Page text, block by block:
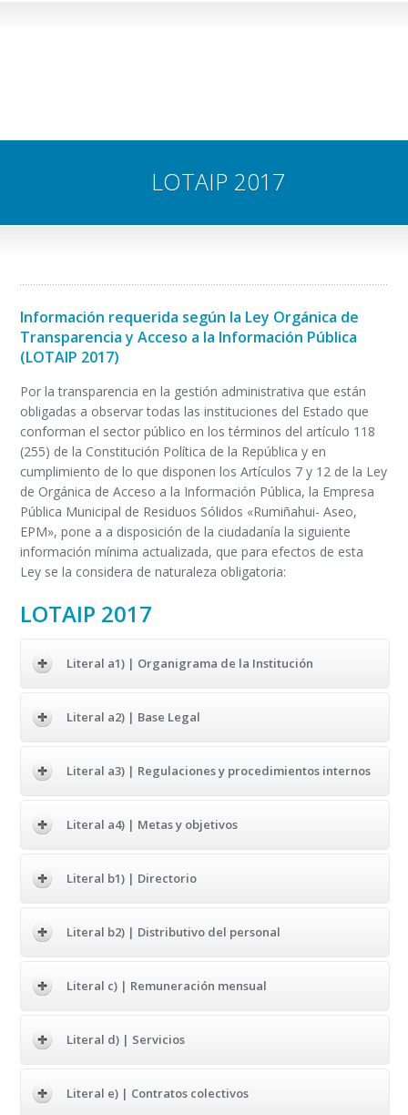
LOTAIP 2017
Información requerida según la Ley Orgánica de
Transparencia y Acceso a la Información Pública
(LOTAIP 2017)
Por la transparencia en la gestión administrativa que están
obligadas a observar todas las instituciones del Estado que
conforman el sector público en los términos del artículo 118
(255) de la Constitución Política de la República y en
cumplimiento de lo que disponen los Artículos 7 y 12 de la Ley
de Orgánica de Acceso a la Información Pública, la Empresa
Pública Municipal de Residuos Sólidos «Rumiñahui- Aseo,
EPM», pone a a disposición de la ciudadanía la siguiente
información mínima actualizada, que para efectos de esta
Ley se la considera de naturaleza obligatoria:
LOTAIP 2017
Literal a1) | Organigrama de la Institución
Literal a2) | Base Legal
Literal a3) | Regulaciones y procedimientos internos
Literal a4) | Metas y objetivos
Literal b1) | Directorio
Literal b2) | Distributivo del personal
Literal c) | Remuneración mensual
Literal d) | Servicios
Literal e) | Contratos colectivos